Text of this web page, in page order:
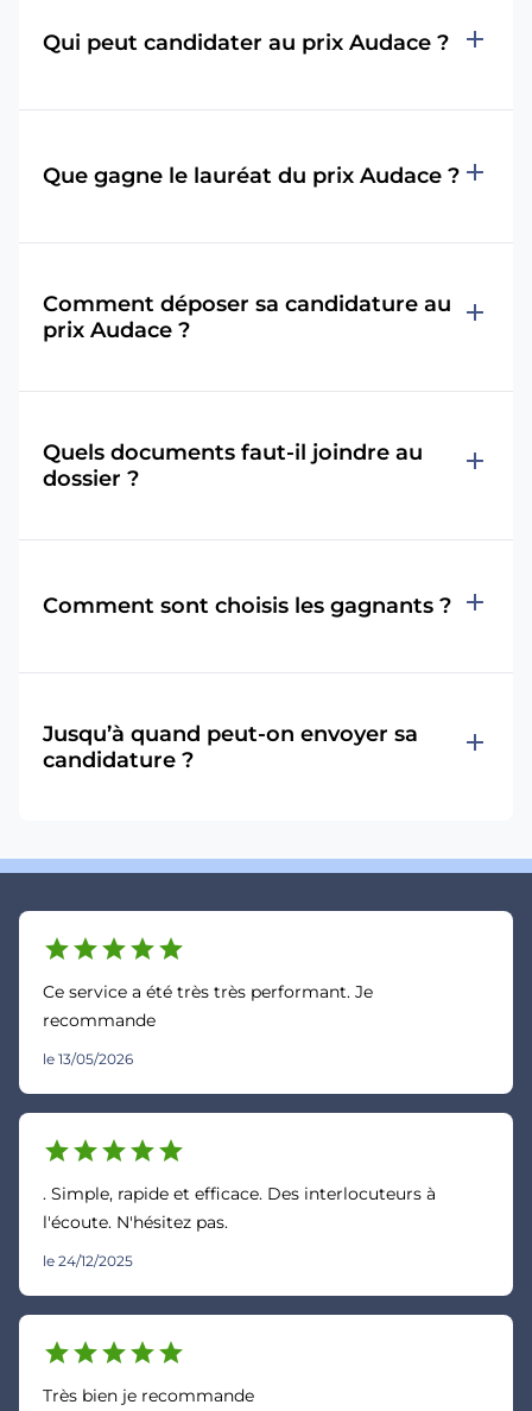
Qui peut candidater au prix Audace ? add
Que gagne le lauréat du prix Audace ? add
Comment déposer sa candidature au
prix Audace ?
add
Quels documents faut-il joindre au
dossier ?
add
Comment sont choisis les gagnants ? add
Jusqu’à quand peut-on envoyer sa
candidature ?
add
starstarstarstarstar
Ce service a été très très performant. Je
recommande
le 13/05/2026
starstarstarstarstar
. Simple, rapide et efficace. Des interlocuteurs à
l'écoute. N'hésitez pas.
le 24/12/2025
starstarstarstarstar
Très bien je recommande